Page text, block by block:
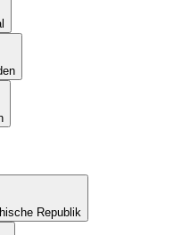
Republik